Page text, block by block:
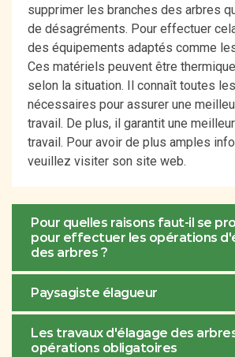
supprimer les branches des arbres
de désagréments. Pour effectuer
des équipements adaptés comme
Ces matériels peuvent être
selon la situation. Il connaît toutes
nécessaires pour assurer une
travail. De plus, il garantit une
travail. Pour avoir de plus amples
veuillez visiter son site web.
Pour quelles raisons faut-il se
pour effectuer les opérations
des arbres ?
Paysagiste élagueur
Les travaux d'élagage des
opérations obligatoires